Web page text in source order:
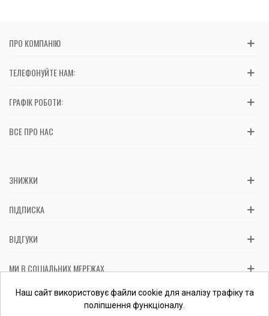
ПРО КОМПАНІЮ
ТЕЛЕФОНУЙТЕ НАМ:
ГРАФІК РОБОТИ:
ВСЕ ПРО НАС
ЗНИЖКИ
ПІДПИСКА
ВІДГУКИ
МИ В СОЦІАЛЬНИХ МЕРЕЖАХ
Вас обслуговує: ФОП Косташ С.І., номер запису в ЄДР 2 673 000
0000 057597 від 06.01.2017.Перевірити ФОП
Наш сайт використовує файли cookie для аналізу трафіку та
поліпшення функціоналу.